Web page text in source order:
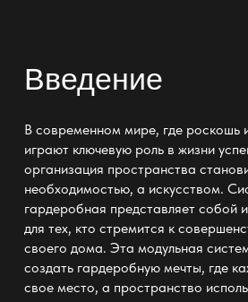
Введение
В современном мире, где роскошь
играют ключевую роль в жизни
организация пространства
необходимостью, а искусством.
гардеробная представляет собой
для тех, кто стремится к
своего дома. Эта модульная
создать гардеробную мечты, где
свое место, а пространство